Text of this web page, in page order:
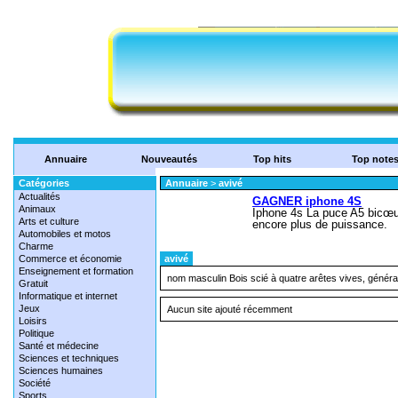
Annuaire Nouveautés Top hits Top notes
Catégories
Actualités
Animaux
Arts et culture
Automobiles et motos
Charme
Commerce et économie
Enseignement et formation
Gratuit
Informatique et internet
Jeux
Loisirs
Politique
Santé et médecine
Sciences et techniques
Sciences humaines
Société
Sports
Annuaire > avivé
avivé
nom masculin Bois scié à quatre arêtes vives,
Aucun site ajouté récemment